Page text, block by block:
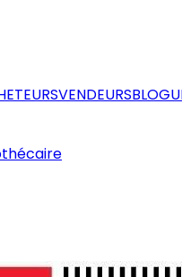
VENDEURS